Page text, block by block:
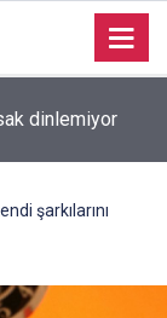
dinlemiyor
şarkılarını